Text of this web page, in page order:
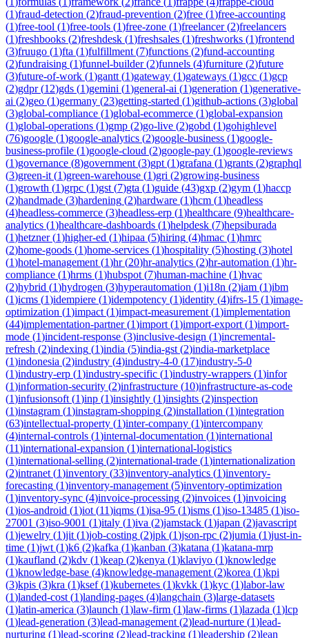
(1)fraud-detection (2)fraud-prevention (2)free (1)free-accounting
(1)free-tool (1)free-tools (1)free-zone (1)freelancer(2)freelancers
(1)freshbooks (2)freshdesk (1)freshsales (1)freshworks (1)frontend
(3)fruugo (1)fta (1)fulfillment (7)functions (2)fund-accounting
(2)fundraising (1)funnel-builder(2)funnels (4)furniture (2)future
(3)future-of-work (1)gantt (1)gateway (1)gateways (1)gcc (1)gcp
(2)gdpr(12)gds (1)gemini (1)general-ai (1)generation (1)generative-
ai (2)geo (1)germany (23)getting-started (1)github-actions (3)global
(3)global-compliance (1)global-ecommerce (1)global-expansion
(1)global-operations (1)gmp (2)go-live (2)gobd (1)gohighlevel
(76)google (1)google-analytics (2)google-business (1)google-
business-profile (1)google-cloud (2)google-pay (1)google-reviews
(1)governance (8)government (3)gpt (1)grafana (1)grants (2)graphql
(3)green-it (1)green-warehouse (1)gri (2)growing-business
(1)growth (1)grpc (1)gst (7)gta (1)guide (43)gxp (2)gym (1)haccp
(2)handmade (3)hardening (2)hardware (1)hcm (1)headless
(4)headless-commerce (3)headless-erp (1)healthcare (9)healthcare-
analytics (1)healthcare-dashboards (1)helpdesk (7)hepsiburada
(1)hetzner(1)higher-ed (1)hipaa (5)hiring (4)hmac (1)hmrc
(2)home-goods (1)home-services (1)hospitality (5)hosting (3)hotel
(1)hotel-management (1)hr(20)hr-analytics (2)hr-automation (1)hr-
compliance (1)hrms (1)hubspot (7)human-machine (1)hvac
(2)hybrid (1)hydrogen (3)hyperautomation (1)i18n (2)iam (1)ibm
(1)icms (1)idempiere (1)idempotency (1)identity (4)ifrs-15 (1)image-
optimization (1)impact (1)impact-measurement (1)implementation
(44)implementation-partner(1)import (1)import-export (1)import-
mode (1)incident-response (3)inclusive-design (1)incremental-
refresh (2)indexing (1)india (5)india-gst (2)india-marketplace
(1)indonesia (2)industry (4)industry-4-0 (17)industry-5-0
(1)industry-erp (1)industry-specific (1)industry-wrappers (1)infor
(1)information-security (2)infrastructure (10)infrastructure-as-code
(1)infusionsoft (1)inp (1)insightly (1)insights (2)inspection
(1)instagram (1)instagram-shopping (2)installation (1)integration
(63)intellectual-property (1)inter-company (1)intercompany
(4)internal-controls (1)internal-documentation (1)international
(11)international-expansion (1)international-logistics
(1)international-selling (2)international-trade (1)internationalization
(2)intranet (1)inventory (33)inventory-analytics (1)inventory-
forecasting (1)inventory-management (5)inventory-optimization
(1)inventory-sync (4)invoice-processing (2)invoices (1)invoicing
(1)ios-android (1)iot (11)iqms (1)isa-95 (1)isms (1)iso-13485 (1)iso-
27001 (3)iso-9001 (1)italy (1)iva (2)jamstack (1)japan (2)javascript
(1)jewelry (1)jit (1)job-costing (2)jpk (1)json-rpc (2)jumia (1)just-in-
time (1)jwt (1)k6 (2)kafka (1)kanban (3)katana (1)katana-mrp
(1)kaufland (2)kdv (1)keap (2)kenya (1)klaviyo (1)knowledge
(1)knowledge-base (4)knowledge-management (2)korea (1)kpi
(3)kpis (3)kra (1)ksef(1)kubernetes (1)kvkk (1)kyc (1)labor-law
(1)landed-cost (1)landing-pages (4)langchain (3)large-datasets
(1)latin-america (3)launch (1)law-firm (1)law-firms (1)lazada (1)lcp
(1)lead-generation (3)lead-management (2)lead-nurture (1)lead-
nurturing (1)lead-scoring (2)lead-tracking (1)leadership (2)lean